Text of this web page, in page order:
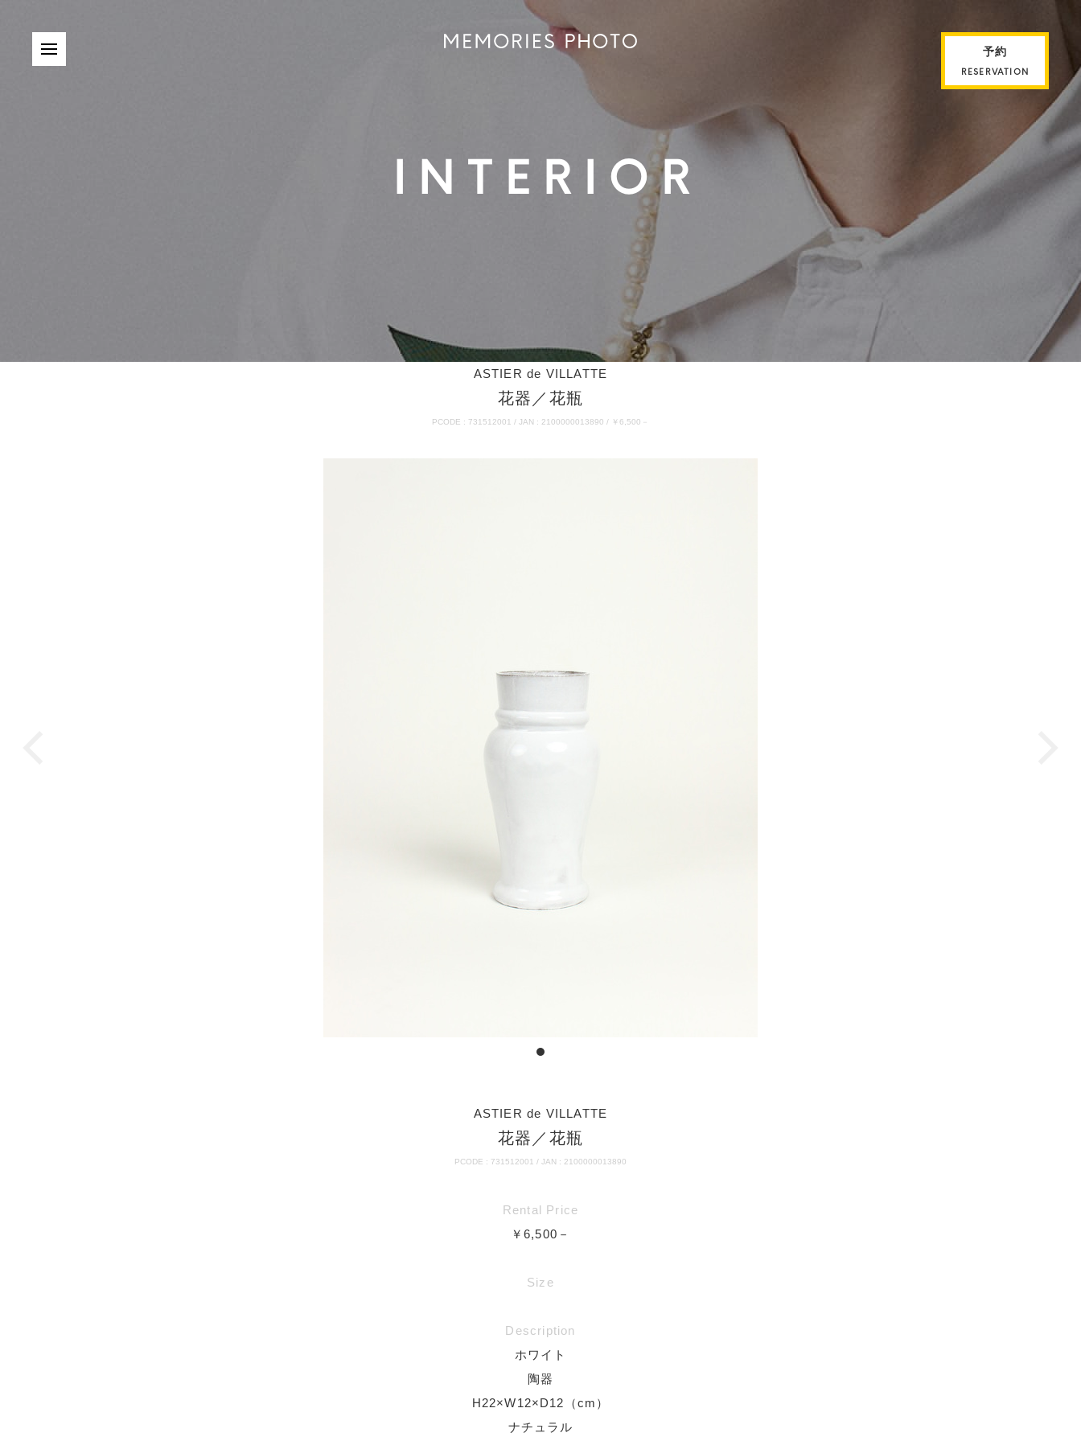
予約
RESERVATION
INTERIOR
ASTIER de VILLATTE
花器／花瓶
PCODE : 731512001 / JAN : 2100000013890 / ￥6,500－
ASTIER de VILLATTE
花器／花瓶
PCODE : 731512001 / JAN : 2100000013890
Rental Price
￥6,500－
Size
Description
ホワイト
陶器
H22×W12×D12（cm）
ナチュラル